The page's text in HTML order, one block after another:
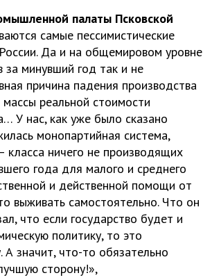
палаты Псковской
самые пессимистические
Да и на общемировом уровне
за минувший год так и не
причина падения производства
реальной стоимости
У нас, как уже было сказано
монопартийная система,
класса ничего не производящих
года для малого и среднего
и действенной помощи от
выживать самостоятельно. Что он
что если государство будет и
политику, то это
значит, что-то обязательно
сторону!»,